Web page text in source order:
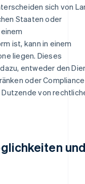
sich von
Staaten oder
ist, kann in einem
liegen. Dieses
entweder den
oder
von